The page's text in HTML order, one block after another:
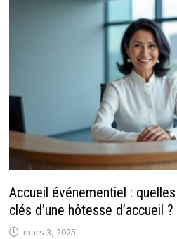
Accueil événementiel :
clés d’une hôtesse d’accueil ?
mars 3, 2025